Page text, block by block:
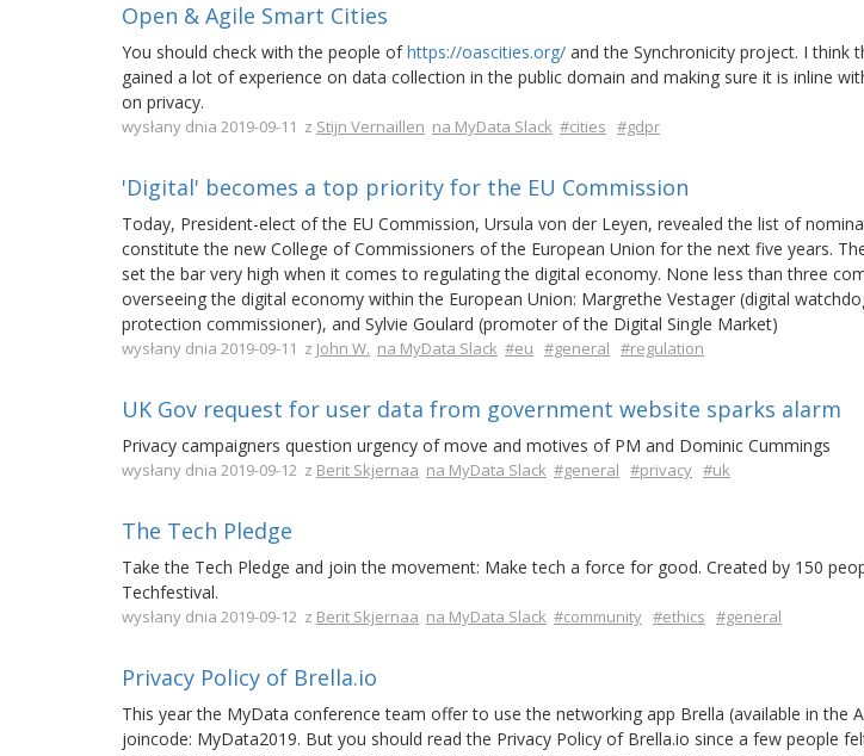
Open & Agile Smart Cities
You should check with the people ofhttps://oascities.org/ and the Synchronicity project. I think
gained a lot of experience on data collection in the public domain and making sure it is inline
on privacy.
wysłany dnia 2019-09-11 z Stijn Vernaillen na MyData Slack #cities #gdpr
'Digital' becomes a top priority for the EU Commission
Today, President-elect of the EU Commission, Ursula von der Leyen, revealed the list of
constitute the new College of Commissioners of the European Union for the next five years.
set the bar very high when it comes to regulating the digital economy. None less than three
overseeing the digital economy within the European Union: Margrethe Vestager (digital
protection commissioner), and Sylvie Goulard (promoter of the Digital Single Market)
wysłany dnia 2019-09-11 z John W. na MyData Slack #eu #general #regulation
UK Gov request for user data from government website sparks alarm
Privacy campaigners question urgency of move and motives of PM and Dominic Cummings
wysłany dnia 2019-09-12 z Berit Skjernaa na MyData Slack #general #privacy #uk
The Tech Pledge
Take the Tech Pledge and join the movement: Make tech a force for good. Created by 150
Techfestival.
wysłany dnia 2019-09-12 z Berit Skjernaa na MyData Slack #community #ethics #general
Privacy Policy of Brella.io
This year the MyData conference team offer to use the networking app Brella (available in the
joincode: MyData2019. But you should read the Privacy Policy of Brella.io since a few people